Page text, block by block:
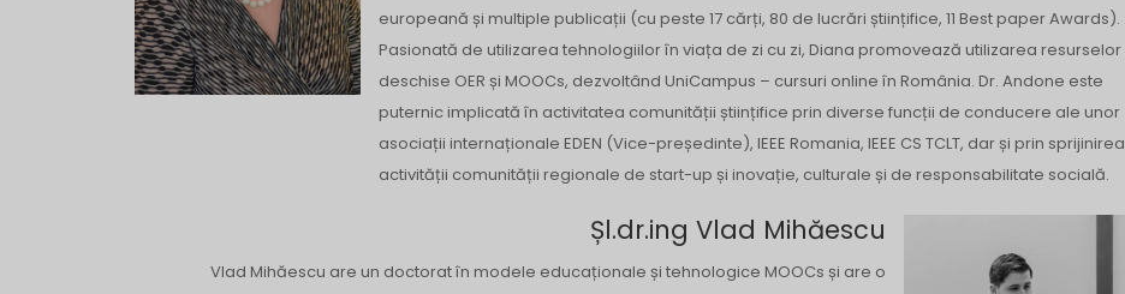
europeană și multiple publicații (cu peste 17 cărți, 80 de lucrări științifice, 11 Best paper Awards).
Pasionată de utilizarea tehnologiilor în viața de zi cu zi, Diana promovează utilizarea resurselor
deschise OER și MOOCs, dezvoltând UniCampus – cursuri online în România. Dr. Andone este
puternic implicată în activitatea comunității științifice prin diverse funcții de conducere ale unor
asociații internaționale EDEN (Vice-președinte), IEEE Romania, IEEE CS TCLT, dar și prin sprijinirea
activității comunității regionale de start-up și inovație, culturale și de responsabilitate socială.
Șl.dr.ing Vlad Mihăescu
Vlad Mihăescu are un doctorat în modele educaționale și tehnologice MOOCs și are o